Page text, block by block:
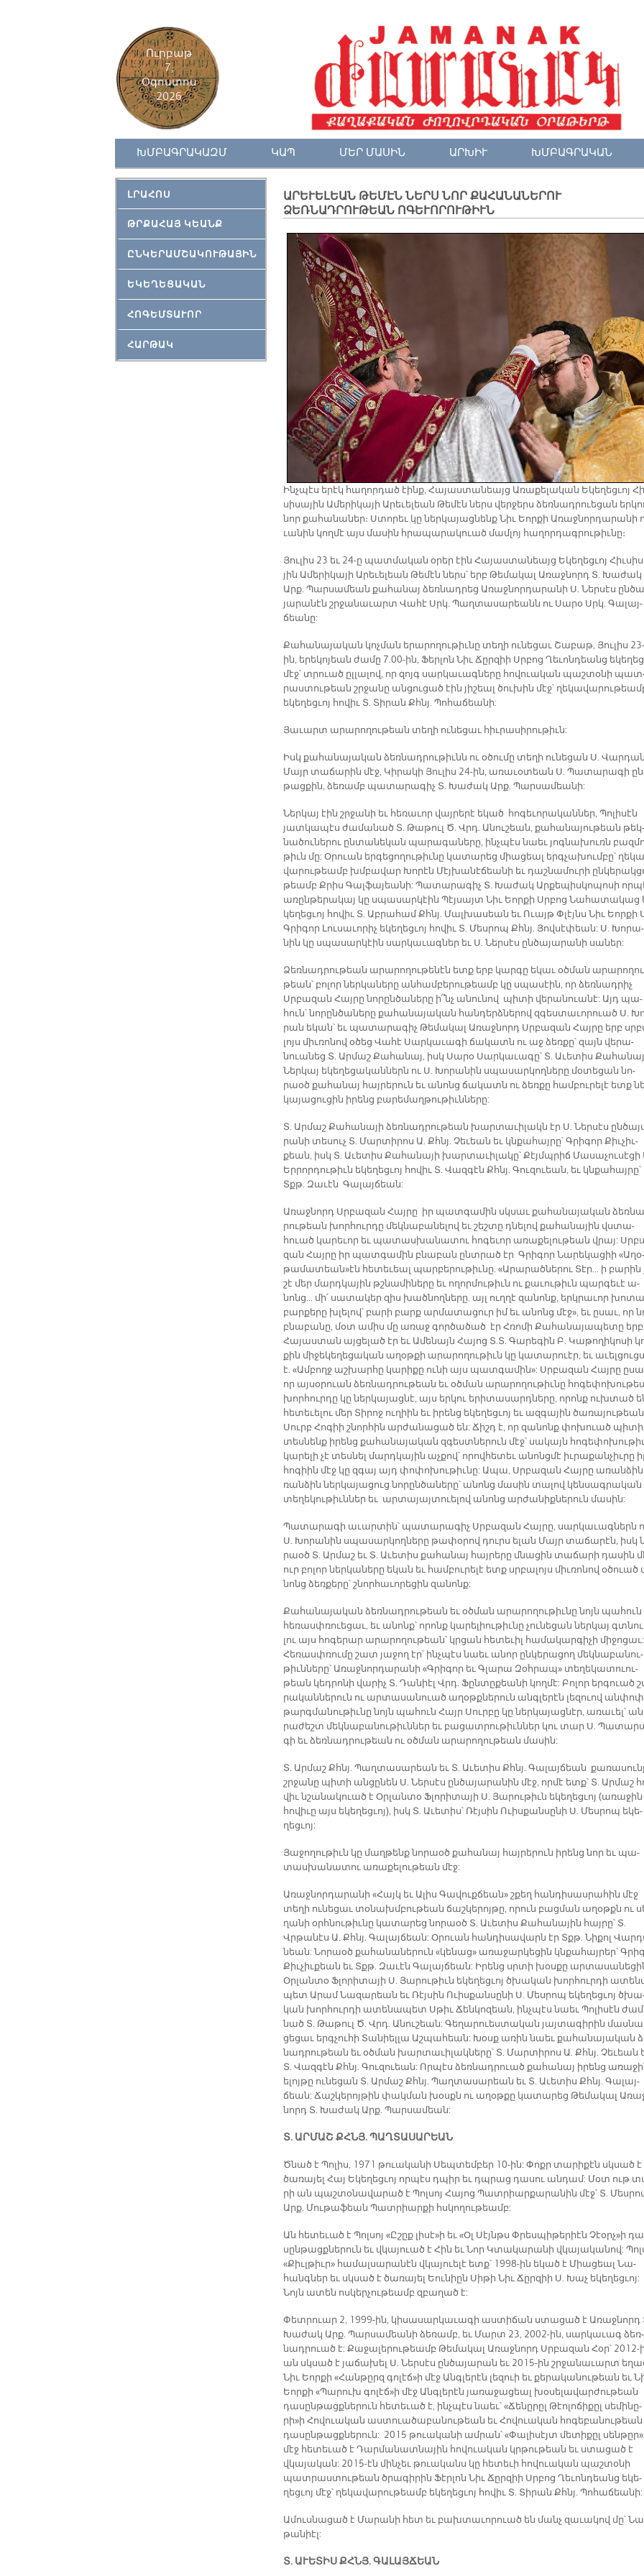
Ուրբաթ
7,
Օգոստոս
2026
ԽՄԲԱԳՐԱԿԱԶՄ ԿԱՊ ՄԵՐ ՄԱՍԻՆ ԱՐԽԻՒ ԽՄԲԱԳՐԱԿԱՆ
ԼՐԱՀՈՍ
ԹՐՔԱՀԱՅ ԿԵԱՆՔ
ԸՆԿԵՐԱՄՇԱԿՈՒԹԱՅԻՆ
ԵԿԵՂԵՑԱԿԱՆ
ՀՈԳԵՄՏԱՒՈՐ
ՀԱՐԹԱԿ
ԱՐԵՒԵԼԵԱՆ ԹԵՄԷՆ ՆԵՐՍ ՆՈՐ ՔԱՀԱՆԱՆԵՐՈՒ
ՁԵՌՆԱԴՐՈՒԹԵԱՆ ՈԳԵՒՈՐՈՒԹԻՒՆ
Ինչ­պէս ե­րէկ հա­ղոր­դած էինք, Հա­յաս­տա­նեայց Ա­ռա­քե­լա­կան Ե­կե­ղեց­ւոյ
սի­սա­յին Ա­մե­րի­կա­յի Ա­րե­ւե­լեան Թե­մէն ներս վեր­ջերս ձեռ­նադ­րուե­ցան
նոր քա­հա­նա­ներ։ Ստո­րեւ կը ներ­կա­յաց­նենք Նիւ Եոր­քի Ա­ռաջ­նոր­դա­րա­նի
ւա­նին կող­մէ այս մա­սին հրա­պա­րա­կուած մամ­լոյ հա­ղոր­դագ­րու­թիւ­նը։
Յու­լիս 23 եւ 24-­ը պատ­մա­կան օ­րեր էին Հա­յաս­տա­նեայց Ե­կե­ղեց­ւոյ
յին Ա­մե­րի­կա­յի Ա­րե­ւե­լեան Թե­մէն ներս՝ երբ Թե­մա­կալ Ա­ռաջ­նորդ Տ. Խա­ժակ
Արք. Պար­սա­մեան քա­հա­նայ ձեռ­նադ­րեց Ա­ռաջ­նոր­դա­րա­նի Ս. Ներ­սէս
յա­րա­նէն շրջա­նա­ւարտ Վա­հէ Սրկ. Պաղ­տա­սա­րեանն ու Սա­րօ Սրկ. Գա­լայ­
ճեա­նը:
Քա­հա­նա­յա­կան կոչ­ման ե­րա­րո­ղու­թիւ­նը տե­ղի ու­նե­ցաւ Շա­բաթ, Յու­լիս 23-
ին, ե­րե­կո­յեան ժա­մը 7.00-ին, Ֆեր­լոն Նիւ Ճըր­զիի Սրբոց Ղե­ւոն­դեանց
մէջ՝ տրուած ըլ­լա­լով, որ զոյգ սար­կա­ւագ­նե­րը հո­վուա­կան պաշ­տօ­նի
րաս­տու­թեան շրջա­նը ան­ցու­ցած էին յի­շեալ ծու­խին մէջ՝
ե­կե­ղեց­ւոյ հո­վիւ Տ. Տի­րան Քհնյ. Պո­հա­ճեա­նի:
Յա­ւարտ ա­րա­րո­ղու­թեան տե­ղի ու­նե­ցաւ հիւ­րա­սի­րու­թիւն:
Իսկ քա­հա­նա­յա­կան ձեռ­նադ­րու­թիւնն ու օ­ծու­մը տե­ղի ու­նե­ցան Ս. Վար­դան
Մայր տա­ճա­րին մէջ, Կի­րա­կի Յու­լիս 24-ին, ա­ռա­ւօ­տեան Ս. Պա­տա­րա­գի
թաց­քին, ձե­ռամբ պա­տա­րա­գիչ Տ. Խա­ժակ Արք. Պար­սա­մեա­նի:
Ներ­կայ էին շրջա­նի եւ հե­ռա­ւոր վայ­րե­րէ ե­կած հո­գե­ւո­րա­կան­ներ, Պո­լի­սէն
յատ­կա­պէս ժա­մա­նած Տ. Թա­թուլ Ծ. Վրդ. Ա­նու­շեան, քա­հա­նա­յու­թեան թեկ­
նա­ծու­նե­րու ըն­տա­նե­կան պա­րա­գա­նե­րը, ինչ­պէս նաեւ յոգ­նա­խուռն
թիւն մը: Օ­րուան եր­գե­ցո­ղու­թիւ­նը կա­տա­րեց միա­ցեալ երգ­չա­խում­բը՝
վա­րու­թեամբ խմբա­վար Խո­րէն Մէյ­խա­նէ­ճեա­նի եւ դաշ­նա­մու­րի
թեամբ Քրիս Գալ­ֆա­յեա­նի: Պա­տա­րա­գիչ Տ. Խա­ժակ Ար­քե­պիս­կո­պո­սի
ա­ռըն­թե­րա­կայ կը սպա­սար­կէին Պէյ­սայտ Նիւ Եոր­քի Սրբոց Նա­հա­տա­կաց
կե­ղեց­ւոյ հո­վիւ Տ. Աբ­րա­համ Քհնյ. Մալ­խա­սեան եւ Ո­ւայթ Փլէյնս Նիւ Եոր­քի
Գրի­գոր Լու­սա­ւո­րիչ ե­կե­ղեց­ւոյ հո­վիւ Տ. Մես­րոպ Քհնյ. Յով­սէ­փեան: Ս. Խո­րա­
նին կը սպա­սար­կէին սար­կա­ւագ­ներ եւ Ս. Ներ­սէս ըն­ծա­յա­րա­նի սա­ներ:
Ձեռ­նադ­րու­թեան ա­րա­րո­ղու­թե­նէն ետք երբ կար­գը ե­կաւ օծ­ման
թեան՝ բո­լոր ներ­կա­նե­րը ան­համ­բե­րու­թեամբ կը սպա­սէին, որ ձեռ­նադ­րիչ
Սրբա­զան Հայ­րը նո­րըն­ծա­նե­րը ի՞նչ ա­նու­նով պի­տի վե­րա­նուա­նէ: Այդ պա­
հուն՝ նո­րըն­ծա­նե­րը քա­հա­նա­յա­կան հան­դերձ­նե­րով զգես­տա­ւո­րուած Ս.
րան ե­կան՝ եւ պա­տա­րա­գիչ Թե­մա­կալ Ա­ռաջ­նորդ Սրբա­զան Հայ­րը երբ
լոյս միւ­ռո­նով օ­ծեց Վա­հէ Սար­կա­ւա­գի ճա­կատն ու աջ ձեռ­քը՝ զայն վե­րա­
նուա­նեց Տ. Ար­մաշ Քա­հա­նայ, իսկ Սա­րօ Սար­կա­ւա­գը՝ Տ. Ա­ւե­տիս
Ներ­կայ ե­կե­ղե­ցա­կան­ներն ու Ս. Խո­րա­նին սպա­սար­կող­նե­րը մօ­տե­ցան նո­
րաօծ քա­հա­նայ հայ­րե­րուն եւ ա­նոնց ճա­կատն ու ձեռ­քը համ­բու­րե­լէ ետք
կա­յա­ցու­ցին ի­րենց բա­րե­մաղ­թու­թիւն­նե­րը:
Տ. Ար­մաշ Քա­հա­նա­յի ձեռ­նադ­րու­թեան խար­տա­ւի­լակն էր Ս. Ներ­սէս
րա­նի տե­սուչ Տ. Մար­տի­րոս Ա. Քհնյ. Չե­ւեան եւ կնքա­հայ­րը՝ Գրի­գոր Քիւ­չիւ­
քեան, իսկ Տ. Ա­ւե­տիս Քա­հա­նա­յի խար­տա­ւի­լա­կը՝ Քէյմպ­րիճ Մաս­ա­չու­սէ­ցի
Եր­րոր­դու­թիւն ե­կե­ղեց­ւոյ հո­վիւ Տ. Վազ­գէն Քհնյ. Գու­զուեան, եւ կնքա­հայ­րը՝
Տքթ. Զա­ւէն Գա­լայ­ճեան:
Ա­ռաջ­նորդ Սրբա­զան Հայ­րը իր պատ­գա­մին սկսաւ քա­հա­նա­յա­կան
րու­թեան խոր­հուր­դը մեկ­նա­բա­նե­լով եւ շեշ­տը դնե­լով քա­հա­նա­յին վստա­
հուած կա­րե­ւոր եւ պա­տաս­խա­նա­տու հո­գե­ւոր ա­ռա­քե­լու­թեան վրայ:
զան Հայ­րը իր պատ­գա­մին բնա­բան ընտ­րած էր Գրի­գոր Նա­րե­կա­ցիի «Ա­ղօ­
թա­մա­տեան»էն հե­տե­ւեալ պար­բե­րու­թիւ­նը. «Ա­րա­րած­նե­րու Տէր... ի բա­րին
շէ մեր մարդ­կա­յին թշնա­մի­նե­րը եւ ո­ղոր­մու­թիւն ու քա­ւու­թիւն պար­գե­ւէ ա­
նոնց... մի՛ սա­տա­կեր զիս խած­նող­նե­րը. այլ ուղ­ղէ զա­նոնք, երկ­րա­ւոր
բար­քե­րը խլե­լով՝ բա­րի բարք ար­մա­տա­ցուր իմ եւ ա­նոնց մէջ», եւ ը­սաւ, որ
բնա­բա­նը, մօտ ա­միս մը ա­ռաջ գոր­ծա­ծած էր Հռո­մի Քա­հա­նա­յա­պե­տը երբ
Հա­յաս­տան այ­ցե­լած էր եւ Ա­մե­նայն Հա­յոց Տ.Տ. Գա­րե­գին Բ. Կա­թո­ղի­կո­սի
քին միջ­ե­կե­ղե­ցա­կան ա­ղօթ­քի ա­րա­րո­ղու­թիւն կը կա­տա­րուէր, եւ
է. «Ամ­բողջ աշ­խար­հը կա­րի­քը ու­նի այս պատ­գա­մին»: Սրբա­զան Հայ­րը
որ այ­սօ­րուան ձեռ­նադ­րու­թեան եւ օծ­ման ա­րա­րո­ղու­թիւ­նը
խոր­հուր­դը կը ներ­կա­յաց­նէ, այս եր­կու ե­րի­տա­սարդ­նե­րը, ո­րոնք ուխ­տած
հե­տե­ւե­լու մեր Տի­րոջ ու­ղիին եւ ի­րենց ե­կե­ղեց­ւոյ եւ ազ­գա­յին
Սուրբ Հո­գիի շնոր­հին ար­ժա­նա­ցած են: Ճիշդ է, որ զա­նոնք փո­խուած պի­տի
տես­նենք ի­րենց քա­հա­նա­յա­կան զգեստ­նե­րուն մէջ՝ սա­կայն
կա­րե­լի չէ տես­նել մարդ­կա­յին աչ­քով՝ ո­րով­հե­տեւ ա­նոնց­մէ իւ­րա­քան­չիւ­րը
հո­գիին մէջ կը զգայ այդ փո­փո­խու­թիւ­նը: Ա­պա, Սրբա­զան Հայ­րը
ռան­ձին ներ­կա­յա­ցուց նո­րըն­ծա­նե­րը՝ ա­նոնց մա­սին տա­լով կեն­սագ­րա­կան
տե­ղե­կու­թիւն­ներ եւ ար­տա­յայ­տուե­լով ա­նոնց ար­ժա­նիք­նե­րուն մա­սին:
Պա­տա­րա­գի ա­ւար­տին՝ պա­տա­րա­գիչ Սրբա­զան Հայ­րը, սար­կա­ւագ­ներն
Ս. Խո­րա­նին սպա­սար­կող­նե­րը թա­փօ­րով դուրս ե­լան Մայր տա­ճա­րէն, իսկ
րաօծ Տ. Ար­մաշ եւ Տ. Ա­ւե­տիս քա­հա­նայ հայ­րե­րը մնա­ցին տա­ճա­րի դա­սին
ուր բո­լոր ներ­կա­նե­րը ե­կան եւ համ­բու­րե­լէ ետք սրբա­լոյս միւ­ռո­նով
նոնց ձեռ­քե­րը՝ շնոր­հա­ւո­րե­ցին զա­նոնք:
Քա­հա­նա­յա­կան ձեռ­նադ­րու­թեան եւ օծ­ման ա­րա­րո­ղու­թիւ­նը նոյն պա­հուն
հե­ռասփ­ռուե­ցաւ, եւ ա­նոնք՝ ո­րոնք կա­րե­լիու­թիւ­նը չու­նե­ցան ներ­կայ
լու այս հո­գե­րար ա­րա­րո­ղու­թեան՝ կրցան հե­տե­ւիլ հա­մա­կար­գի­չի մի­ջո­ցաւ:
Հե­ռասփ­ռու­մը շատ յա­ջող էր՝ ինչ­պէս նաեւ ա­նոր ըն­կե­րա­ցող մեկ­նա­բա­նու­
թիւն­նե­րը՝ Ա­ռաջ­նոր­դա­րա­նի «Գրի­գոր եւ Գլա­րա Զօհ­րապ» տե­ղե­կա­տուու­
թեան կեդ­րո­նի վա­րիչ Տ. Դա­նիէլ Վրդ. Ֆըն­տը­քեա­նի կող­մէ: Բո­լոր եր­գուած
րա­կան­նե­րուն ու ար­տա­սա­նուած ա­ղօթք­նե­րուն անգ­լե­րէն լե­զուով ան­փոփ
թարգ­մա­նու­թիւ­նը նոյն պա­հուն Հայր Սուր­բը կը ներ­կա­յաց­նէր, ա­ռա­ւել՝
րա­ժեշտ մեկ­նա­բա­նու­թիւն­ներ եւ բա­ցատ­րու­թիւն­ներ կու տար Ս.
գի եւ ձեռ­նադ­րու­թեան ու օծ­ման ա­րա­րո­ղու­թեան մա­սին:
Տ. Ար­մաշ Քհնյ. Պաղ­տա­սա­րեան եւ Տ. Ա­ւե­տիս Քհնյ. Գա­լայ­ճեան
շրջա­նը պի­տի ան­ցը­նեն Ս. Ներ­սէս ըն­ծա­յա­րա­նին մէջ, որ­մէ ետք՝ Տ. Ար­մաշ
վիւ նշա­նա­կուած է Օր­լան­տօ Ֆլո­րի­տա­յի Ս. Յա­րու­թիւն ե­կե­ղեց­ւոյ (ա­ռա­ջին
հո­վի­ւը այս ե­կե­ղեց­ւոյ), իսկ Տ. Ա­ւե­տիս՝ Ռէյ­սին Ո­ւիս­քան­սը­նի Ս. Մես­րոպ ե­կե­
ղեց­ւոյ:
Յա­ջո­ղու­թիւն կը մաղ­թենք նո­րաօծ քա­հա­նայ հայ­րե­րուն ի­րենց նոր եւ պա­
տաս­խա­նա­տու ա­ռա­քե­լու­թեան մէջ:
Ա­ռաջ­նոր­դա­րա­նի «Հայկ եւ Ա­լիս Գա­վուք­ճեան» շքեղ հան­դի­սաս­րա­հին մէջ
տե­ղի ու­նե­ցաւ տօ­նախմ­բու­թեան ճաշ­կե­րոյ­թը, ո­րուն բաց­ման ա­ղօթքն ու
ղա­նի օրհ­նու­թիւ­նը կա­տա­րեց նո­րաօծ Տ. Ա­ւե­տիս Քա­հա­նա­յին հայ­րը՝ Տ.
Վրթա­նէս Ա. Քհնյ. Գա­լայ­ճեան: Օ­րուան հան­դի­սա­վարն էր Տքթ. Նի­քոլ
նեան: Նո­րաօծ քա­հա­նա­նե­րուն «կե­նաց» ա­ռա­ջար­կե­ցին կնքա­հայ­րեր՝
Քիւ­չիւ­քեան եւ Տքթ. Զա­ւէն Գա­լայ­ճեան: Ի­րենց սրտի խօս­քը
Օր­լան­տօ Ֆլո­րի­տա­յի Ս. Յա­րու­թիւն ե­կե­ղեց­ւոյ ծխա­կան խոր­հուր­դի
պետ Ա­րամ Նա­զա­րեան եւ Ռէյ­սին Ո­ւիս­քան­սը­նի Ս. Մես­րոպ ե­կե­ղեց­ւոյ
կան խոր­հուր­դի ա­տե­նա­պետ Սթիւ Ճեն­կո­զեան, ինչ­պէս նաեւ Պո­լի­սէն
նած Տ. Թա­թուլ Ծ. Վրդ. Ա­նու­շեան: Գե­ղա­րուես­տա­կան յայ­տա­գի­րին
ցե­ցաւ երգ­չու­հի Տա­նիել­լա Աշ­պա­հեան: Խօսք ա­ռին նաեւ քա­հա­նա­յա­կան
նադ­րու­թեան եւ օծ­ման խար­տա­ւի­լակ­նե­րը՝ Տ. Մար­տի­րոս Ա. Քհնյ. Չե­ւեան
Տ. Վազ­գէն Քհնյ. Գու­զուեան: Որ­պէս ձեռ­նադ­րուած քա­հա­նայ ի­րենց
ե­լոյ­թը ու­նե­ցան Տ. Ար­մաշ Քհնյ. Պաղ­տա­սա­րեան եւ Տ. Ա­ւե­տիս Քհնյ. Գա­լայ­
ճեան: Ճաշ­կե­րոյ­թին փակ­ման խօսքն ու ա­ղօթ­քը կա­տա­րեց Թե­մա­կալ
նորդ Տ. Խա­ժակ Արք. Պար­սա­մեան:
Տ. ԱՐ­ՄԱՇ ՔՀՆՅ. ՊԱՂ­ՏԱ­ՍԱ­ՐԵԱՆ
Ծնած է Պո­լիս, 1971 թուա­կա­նի Սեպ­տեմ­բեր 10-ին: Փոքր տա­րի­քէն սկսած է
ծա­ռա­յել Հայ Ե­կե­ղեց­ւոյ որ­պէս դպիր եւ դպրաց դա­սու ան­դամ: Մօտ ութ
րի ան պաշ­տօ­նա­վա­րած է Պոլ­սոյ Հա­յոց Պատ­րիար­քա­րա­նին մէջ՝ Տ.
Արք. Մու­թա­ֆեան Պատ­րիար­քի հսկո­ղու­թեամբ:
Ան հե­տե­ւած է Պոլ­սոյ «Ը­շըք լի­սէ»ի եւ «Օլ Սէյնթս Փրես­պի­թե­րիէն Չէօրչ»ի
սըն­թացք­նե­րուն եւ վկա­յուած է Հին եւ Նոր Կտա­կա­րա­նի վկա­յա­կա­նով:
«Քիւլ­թիւր» հա­մալ­սա­րա­նէն վկա­յուե­լէ ետք՝ 1998-ին ե­կած է Միա­ցեալ Նա­
հանգ­ներ եւ սկսած է ծա­ռա­յել Եու­նիըն Սի­թի Նիւ Ճըր­զիի Ս. Խաչ ե­կե­ղեց­ւոյ:
Նոյն ա­տեն ոս­կեր­չու­թեամբ զբա­ղած է:
Փետ­րուար 2, 1999-ին, կի­սա­սար­կա­ւա­գի աս­տի­ճան ստա­ցած է Ա­ռաջ­նորդ
Խա­ժակ Արք. Պար­սա­մեա­նի ձե­ռամբ, եւ Մարտ 23, 2002-ին, սար­կա­ւագ ձեռ­
նադ­րուած է: Քա­ջա­լե­րու­թեամբ Թե­մա­կալ Ա­ռաջ­նորդ Սրբա­զան Հօր՝ 2012-
ան սկսած է յա­ճա­խել Ս. Ներ­սէս ըն­ծա­յա­րան եւ 2015-ին շրջա­նա­ւարտ
Նիւ Եոր­քի «Հան­թըրզ գո­լէճ»ի մէջ Անգ­լե­րէն լե­զուի եւ քե­րա­կա­նու­թեան եւ
Եոր­քի «Պա­րուխ գո­լէճ»ի մէջ Անգ­լե­րէն յա­ռա­ջա­ցեալ խօ­սե­լա­վար­ժու­թեան
դա­սըն­թացք­նե­րուն հե­տե­ւած է, ինչ­պէս նաեւ՝ «Ճե­նը­րըլ Թէո­լո­ճի­քըլ սե­մի­նը­
րի»ի Հո­վուա­կան աս­տուա­ծա­բա­նու­թեան եւ Հո­վուա­կան հո­գե­բա­նու­թեան
դա­սըն­թացք­նե­րուն: 2015 թուա­կա­նի ա­մրան՝ «Փա­լի­սէյտ մե­տի­քըլ
մէջ հե­տե­ւած է Դար­մա­նատ­նա­յին հո­վուա­կան կրթու­թեան եւ ստա­ցած է
վկա­յա­կան: 2015-էն մին­չեւ թուա­կանս կը հե­տե­ւի հո­վուա­կան պաշ­տօ­նի
պատ­րաս­տու­թեան ծրա­գի­րին Ֆէր­լոն Նիւ Ճըր­զիի Սրբոց Ղե­ւոն­դեանց ե­կե­
ղեց­ւոյ մէջ՝ ղե­կա­վա­րու­թեամբ ե­կե­ղեց­ւոյ հո­վիւ Տ. Տի­րան Քհնյ. Պո­հա­ճեա­նի:
Ա­մուս­նա­ցած է Մա­րա­նի հետ եւ բախ­տա­ւո­րուած են մանչ զա­ւա­կով մը՝
թա­նիէլ:
Տ. Ա­ՒԵ­ՏԻՍ ՔՀՆՅ. ԳԱ­ԼԱՅ­ՃԵԱՆ